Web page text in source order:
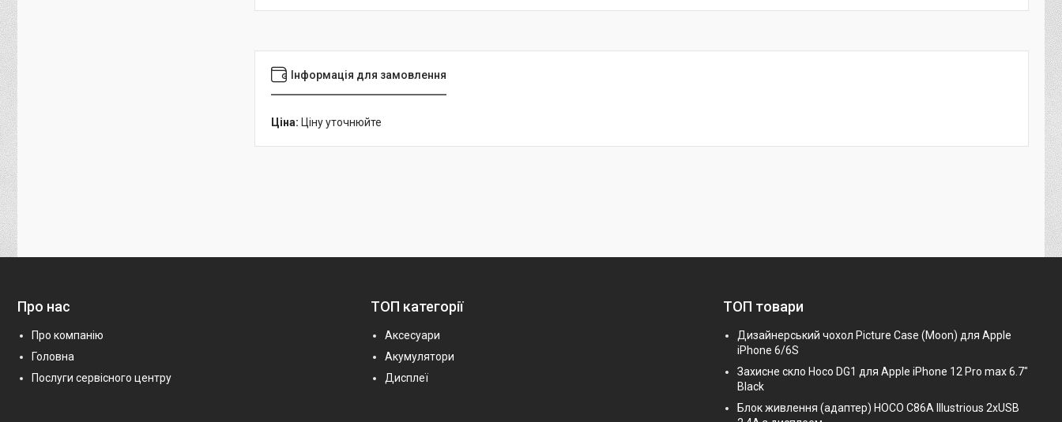
Інформація для замовлення
Ціна: Ціну уточнюйте
Про нас
Про компанію
Головна
Послуги сервісного центру
ТОП категорії
Аксесуари
Акумулятори
Дисплеї
ТОП товари
Дизайнерський чохол Picture Case (Moon) для Apple
iPhone 6/6S
Захисне скло Hoco DG1 для Apple iPhone 12 Pro max 6.7"
Black
Блок живлення (адаптер) HOCO C86A Illustrious 2xUSB